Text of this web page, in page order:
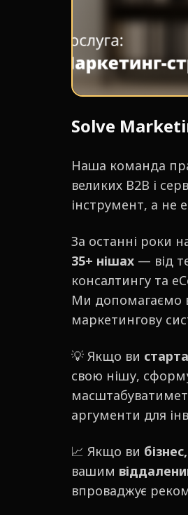
Solve
Наша команда
великих B2B і
інструмент, а не
За останні роки
35+ нішах — від
консалтингу та
Ми допомагаємо
маркетингову
💡 Якщо ви
свою нішу,
аргументи для
📈 Якщо ви
вашим
впроваджує